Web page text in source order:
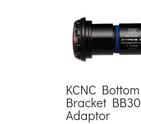
KCNC Bottom
Bracket BB30
Adaptor